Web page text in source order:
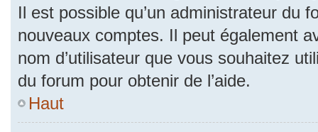
Il est possible qu’un administrateur du
nouveaux comptes. Il peut également
nom d’utilisateur que vous souhaitez
du forum pour obtenir de l’aide.
Haut